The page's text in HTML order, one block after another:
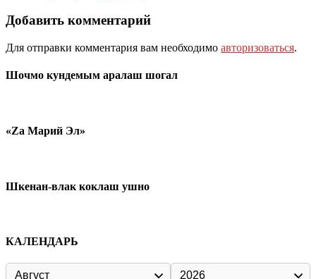
Добавить комментарий
Для отправки комментария вам необходимо авторизоваться.
Шочмо кундемым аралаш шогал
«Zа Марий Эл»
Шкенан-влак коклаш ушно
КАЛЕНДАРЬ